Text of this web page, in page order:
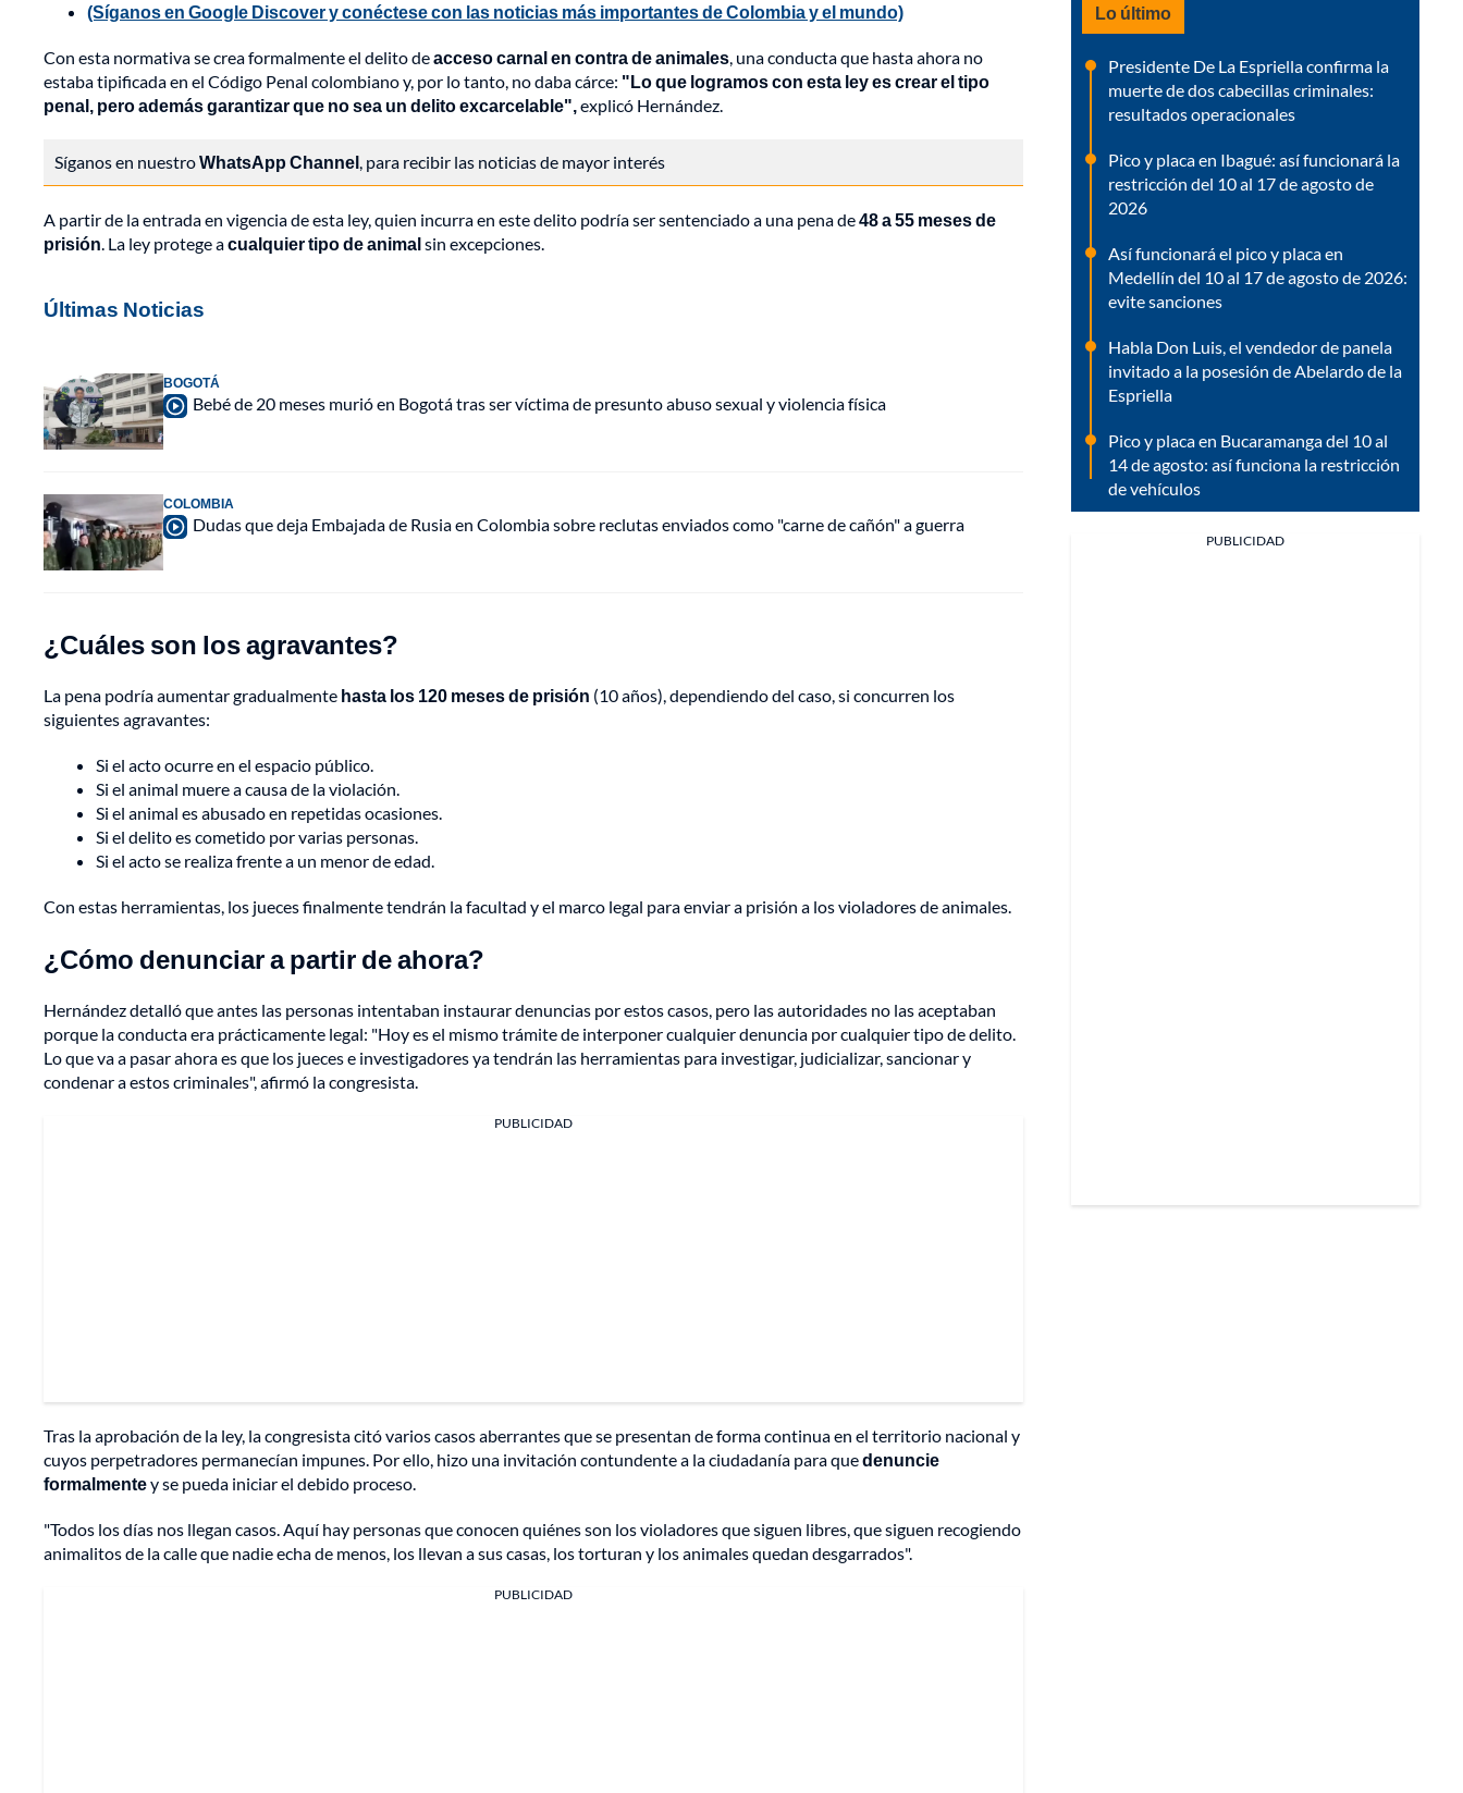
(Síganos en Google Discover y conéctese con las noticias más importantes de Colombia y el mundo)
Con esta normativa se crea formalmente el delito deacceso carnal en contra de animales, una conducta que hasta ahora no
estaba tipificada en el Código Penal colombiano y, por lo tanto, no daba cárce: "Lo que logramos con esta ley es crear el tipo
penal, pero además garantizar que no sea un delito excarcelable",explicó Hernández.
Síganos en nuestroWhatsApp Channel, para recibir las noticias de mayor interés
A partir de la entrada en vigencia de esta ley, quien incurra en este delito podría ser sentenciado a una pena de48 a 55 meses de
prisión. La ley protege acualquier tipo de animalsin excepciones.
Últimas Noticias
BOGOTÁ
Bebé de 20 meses murió en Bogotá tras ser víctima de presunto abuso sexual y violencia física
COLOMBIA
Dudas que deja Embajada de Rusia en Colombia sobre reclutas enviados como "carne de cañón" a guerra
¿Cuáles son los agravantes?
La pena podría aumentar gradualmente hasta los 120 meses de prisión (10 años), dependiendo del caso, si concurren los
siguientes agravantes:
Si el acto ocurre en el espacio público.
Si el animal muere a causa de la violación.
Si el animal es abusado en repetidas ocasiones.
Si el delito es cometido por varias personas.
Si el acto se realiza frente a un menor de edad.
Con estas herramientas, los jueces finalmente tendrán la facultad y el marco legal para enviar a prisión a los violadores de animales.
¿Cómo denunciar a partir de ahora?
Hernández detalló que antes las personas intentaban instaurar denuncias por estos casos, pero las autoridades no las aceptaban
porque la conducta era prácticamente legal: "Hoy es el mismo trámite de interponer cualquier denuncia por cualquier tipo de delito.
Lo que va a pasar ahora es que los jueces e investigadores ya tendrán las herramientas para investigar, judicializar, sancionar y
condenar a estos criminales", afirmó la congresista.
PUBLICIDAD
Tras la aprobación de la ley, la congresista citó varios casos aberrantes que se presentan de forma continua en el territorio nacional y
cuyos perpetradores permanecían impunes. Por ello, hizo una invitación contundente a la ciudadanía para quedenuncie
formalmentey se pueda iniciar el debido proceso.
"Todos los días nos llegan casos. Aquí hay personas que conocen quiénes son los violadores que siguen libres, que siguen recogiendo
animalitos de la calle que nadie echa de menos, los llevan a sus casas, los torturan y los animales quedan desgarrados".
PUBLICIDAD
Lo último
Presidente De La Espriella confirma la
muerte de dos cabecillas criminales:
resultados operacionales
Pico y placa en Ibagué: así funcionará la
restricción del 10 al 17 de agosto de
2026
Así funcionará el pico y placa en
Medellín del 10 al 17 de agosto de 2026:
evite sanciones
Habla Don Luis, el vendedor de panela
invitado a la posesión de Abelardo de la
Espriella
Pico y placa en Bucaramanga del 10 al
14 de agosto: así funciona la restricción
de vehículos
PUBLICIDAD